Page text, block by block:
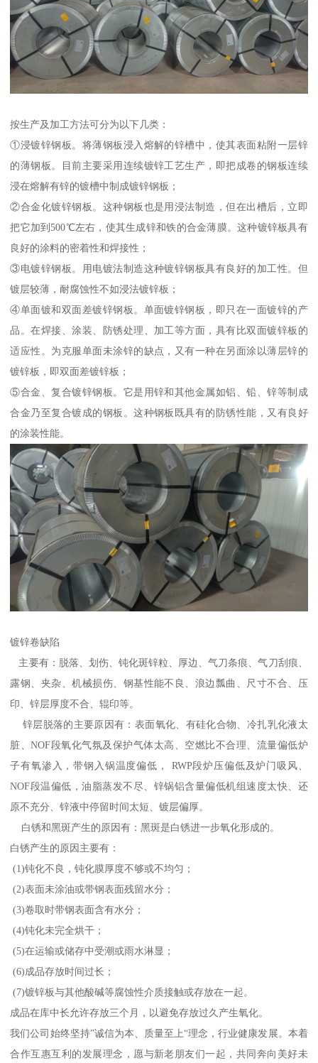
按生产及加工方法可分为以下几类：
①浸镀锌钢板。将薄钢板浸入熔解的锌槽中，使其表面粘附一层锌
的薄钢板。目前主要采用连续镀锌工艺生产，即把成卷的钢板连续
浸在熔解有锌的镀槽中制成镀锌钢板；
②合金化镀锌钢板。这种钢板也是用浸法制造，但在出槽后，立即
把它加到500℃左右，使其生成锌和铁的合金薄膜。这种镀锌板具有
良好的涂料的密着性和焊接性；
③电镀锌钢板。用电镀法制造这种镀锌钢板具有良好的加工性。但
镀层较薄，耐腐蚀性不如浸法镀锌板；
④单面镀和双面差镀锌钢板。单面镀锌钢板，即只在一面镀锌的产
品。在焊接、涂装、防锈处理、加工等方面，具有比双面镀锌板的
适应性。为克服单面未涂锌的缺点，又有一种在另面涂以薄层锌的
镀锌板，即双面差镀锌板；
⑤合金、复合镀锌钢板。它是用锌和其他金属如铝、铅、锌等制成
合金乃至复合镀成的钢板。这种钢板既具有的防锈性能，又有良好
的涂装性能。
镀锌卷缺陷
主要有：脱落、划伤、钝化斑锌粒、厚边、气刀条痕、气刀刮痕、
露钢、夹杂、机械损伤、钢基性能不良、浪边瓢曲、尺寸不合、压
印、锌层厚度不合、辊印等。
锌层脱落的主要原因有：表面氧化、有硅化合物、冷扎乳化液太
脏、NOF段氧化气氛及保护气体太高、空燃比不合理、流量偏低炉
子有氧渗入，带钢入锅温度偏低， RWP段炉压偏低及炉门吸风、
NOF段温偏低，油脂蒸发不尽、锌锅铝含量偏低机组速度太快、还
原不充分、锌液中停留时间太短、镀层偏厚。
白锈和黑斑产生的原因有：黑斑是白锈进一步氧化形成的。
白锈产生的原因主要有：
(1)钝化不良，钝化膜厚度不够或不均匀；
(2)表面未涂油或带钢表面残留水分；
(3)卷取时带钢表面含有水分；
(4)钝化未完全烘干；
(5)在运输或储存中受潮或雨水淋显；
(6)成品存放时间过长；
(7)镀锌板与其他酸碱等腐蚀性介质接触或存放在一起。
成品在库中长允许存放三个月，以避免存放过久产生氧化。
我们公司始终坚持”诚信为本、质量至上“理念，行业健康发展。本着
合作互惠互利的发展理念，愿与新老朋友们一起，共同奔向美好未